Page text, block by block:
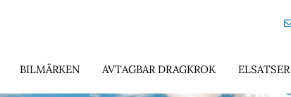
BILMÄRKEN AVTAGBAR DRAGKROK ELSATSER